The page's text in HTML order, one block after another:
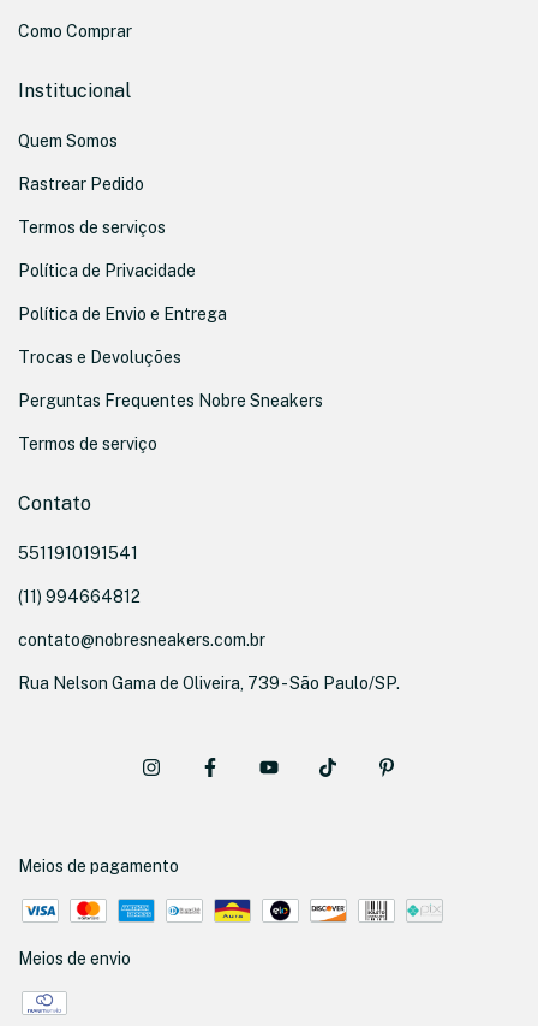
Como Comprar
Institucional
Quem Somos
Rastrear Pedido
Termos de serviços
Política de Privacidade
Política de Envio e Entrega
Trocas e Devoluções
Perguntas Frequentes Nobre Sneakers
Termos de serviço
Contato
5511910191541
(11) 994664812
contato@nobresneakers.com.br
Rua Nelson Gama de Oliveira, 739 - São Paulo/SP.
Meios de pagamento
Meios de envio